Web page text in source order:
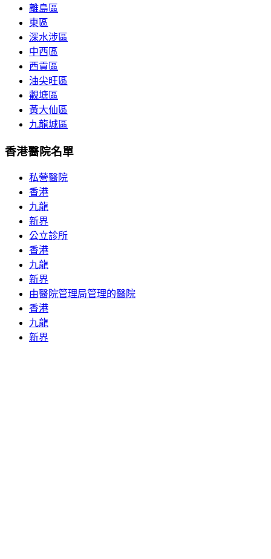
離島區
東區
深水涉區
中西區
西貢區
油尖旺區
觀塘區
黃大仙區
九龍城區
香港醫院名單
私營醫院
香港
九龍
新界
公立診所
香港
九龍
新界
由醫院管理局管理的醫院
香港
九龍
新界